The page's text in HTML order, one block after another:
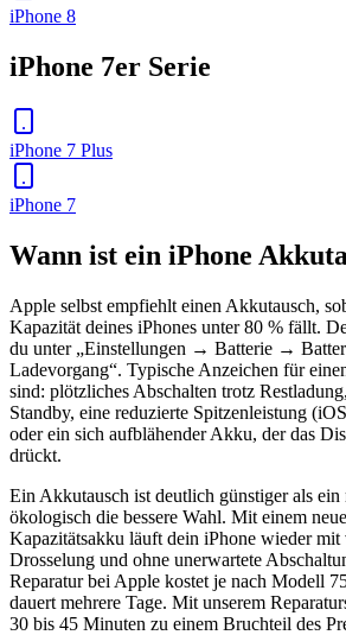
iPhone 8
iPhone 7er Serie
iPhone 7 Plus
iPhone 7
Wann ist ein iPhone
Apple selbst empfiehlt einen Akkutausch,
Kapazität deines iPhones unter 80 % fällt.
du unter „Einstellungen → Batterie →
Ladevorgang“. Typische Anzeichen für
sind: plötzliches Abschalten trotz
Standby, eine reduzierte Spitzenleistung
oder ein sich aufblähender Akku, der das
drückt.
Ein Akkutausch ist deutlich günstiger als ein
ökologisch die bessere Wahl. Mit einem
Kapazitätsakku läuft dein iPhone wieder
Drosselung und ohne unerwartete
Reparatur bei Apple kostet je nach Modell
dauert mehrere Tage. Mit unserem
30 bis 45 Minuten zu einem Bruchteil des